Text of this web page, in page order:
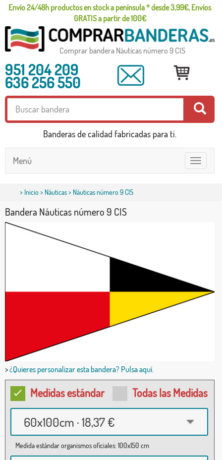
Envío 24/48h productos en stock a península * desde 3,99€, Envíos
GRATIS a partir de 100€
Comprar bandera Náuticas número 9 CIS
951 204 209
636 256 550
Banderas de calidad fabricadas para ti.
Toggle
navigation
Menú
> Inicio> Náuticas> Náuticas número 9 CIS
Bandera Náuticas número 9 CIS
>¿Quieres personalizar esta bandera? Pulsa aquí.
Medidas estándar Todas las Medidas
60x100cm · 18,37 €
Medida estándar organismos oficiales: 100x150 cm